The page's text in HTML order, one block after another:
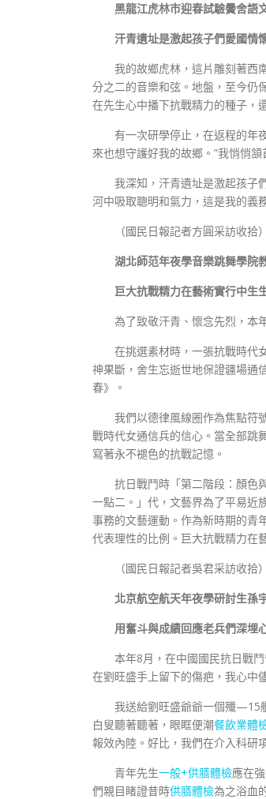
黑龍江虎林市迎春試驗黌舍語
汗青遺址是激起孩子們愛國情
我的故鄉虎林，這片雕刻著西
分之二的音樂和弦。地盤，至今仍
在先生心中播下抗戰精力的種子，
有一次研學停止，在返程的年
來也想守護好我的故鄉。”我悄悄
我深知，汗青遺址是激起孩子
河中吸取聰明和氣力，這是我的義
（國民日報記者方圓采訪收拾）
湖北師范年夜學音樂跳舞學院
巨大抗戰精力在藝術實行中生
為了致敬汗青、懷念先烈，本
在挑選素材時，一張抗戰時
神果斷，舍生忘逝世地保證疆場通
春》。
我們以德律風線圈作為焦點符
戰時代女通信兵的信心。當全部跳
寫著永不褪色的抗戰記憶。
抗日戰鬥時「第二階段：顏色
一點二。」代，文藝界為了平易近
事務的文藝運動。作為新時期的青
代表理性的比例。巨大抗戰精力在
（國民日報記者吳君采訪收拾）
北京航空航天年夜學研討生孫
用奮斗與成績回應老兵們深埋
本年8月，在中國國民抗日戰
在劉旺盛手上留下的傷疤，我心中
我送給劉旺盛爺爺一個殲—15
白叟聽著聽著，眼眶便潮餐飲業體
報效內陸。好比，我們在介入科研
青年先生一般+供膳體檢應在
們親目睹證昔時供膳體檢為之浴血